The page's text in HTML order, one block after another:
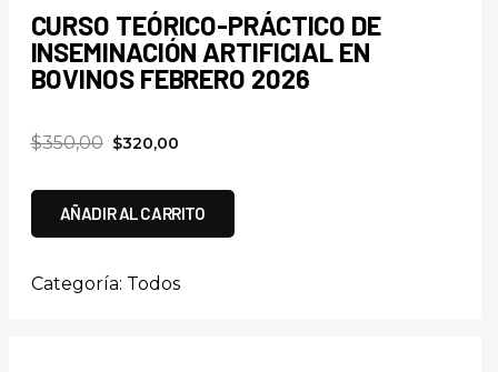
CURSO TEÓRICO-PRÁCTICO DE
INSEMINACIÓN ARTIFICIAL EN
BOVINOS FEBRERO 2026
$350,00 $320,00
AÑADIR AL CARRITO
Categoría: Todos